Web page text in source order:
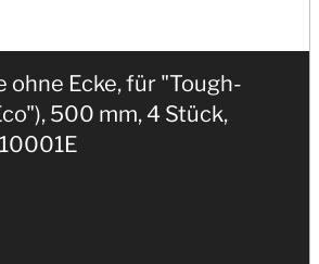
Ecke, für "Tough-
500 mm, 4 Stück,